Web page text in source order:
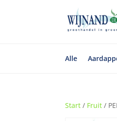
Alle
Start / Fruit /